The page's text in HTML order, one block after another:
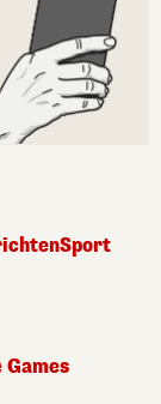
Sport
Games